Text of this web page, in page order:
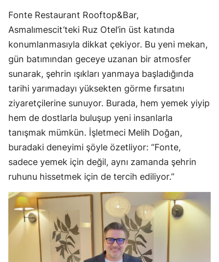
Fonte Restaurant Rooftop&Bar,
Asmalımescit’teki Ruz Otel’in üst katında
konumlanmasıyla dikkat çekiyor. Bu yeni mekan,
gün batımından geceye uzanan bir atmosfer
sunarak, şehrin ışıkları yanmaya başladığında
tarihi yarımadayı yüksekten görme fırsatını
ziyaretçilerine sunuyor. Burada, hem yemek yiyip
hem de dostlarla buluşup yeni insanlarla
tanışmak mümkün. İşletmeci Melih Doğan,
buradaki deneyimi şöyle özetliyor: “Fonte,
sadece yemek için değil, aynı zamanda şehrin
ruhunu hissetmek için de tercih ediliyor.”